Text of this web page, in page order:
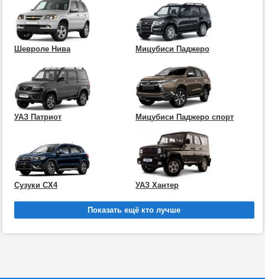
Шевроле Нива Мицубиси Паджеро
УАЗ Патриот Мицубиси Паджеро спорт
Сузуки СХ4 УАЗ Хантер